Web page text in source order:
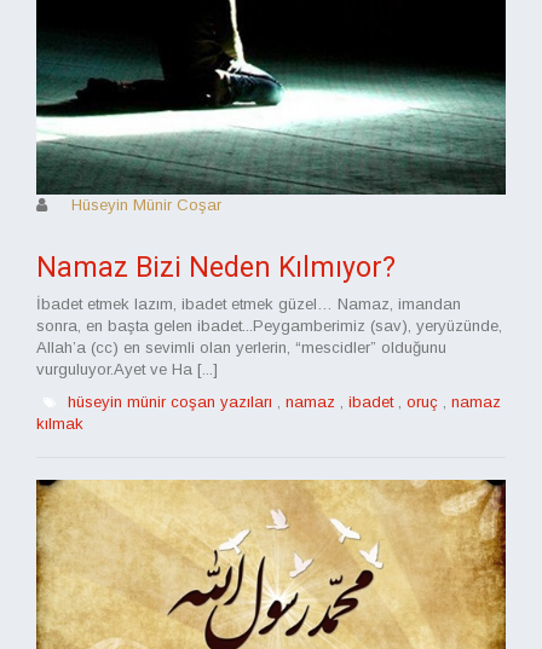
Hüseyin Münir Coşar
Namaz Bizi Neden Kılmıyor?
İbadet etmek lazım, ibadet etmek güzel… Namaz, imandan
sonra, en başta gelen ibadet...Peygamberimiz (sav), yeryüzünde,
Allah’a (cc) en sevimli olan yerlerin, “mescidler” olduğunu
vurguluyor.Ayet ve Ha [...]
hüseyin münir coşan yazıları
namaz ibadet, oruç
namaz
kılmak